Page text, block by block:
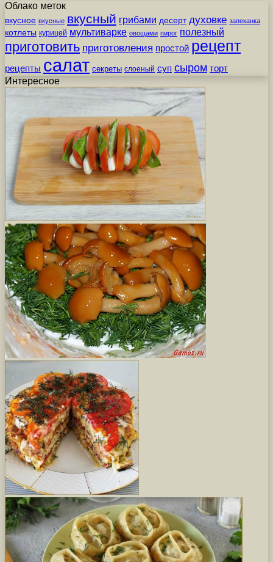
Облако меток
вкусное вкусные вкусный грибами десерт духовке запеканка
котлеты курицей мультиварке овощами пирог полезный
приготовить приготовления простой рецепт
рецепты салат секреты слоеный суп сыром торт
Интересное